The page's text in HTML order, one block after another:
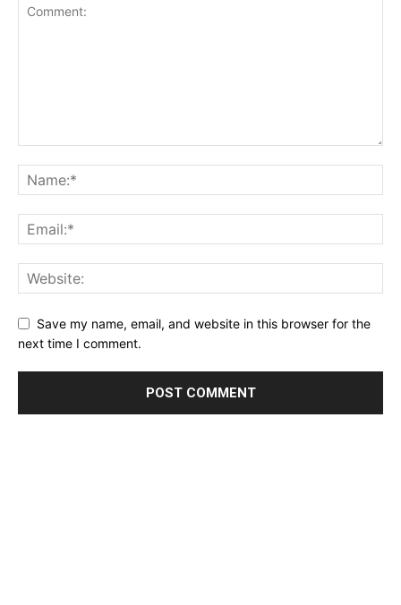
Save my name, email, and website in this browser for the
next time I comment.